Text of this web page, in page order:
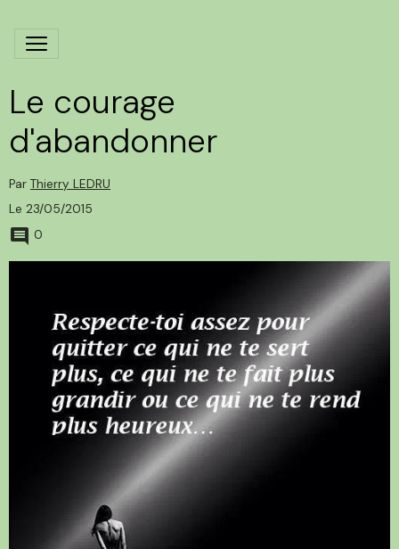
Le courage
d'abandonner
Par Thierry LEDRU
Le 23/05/2015
0